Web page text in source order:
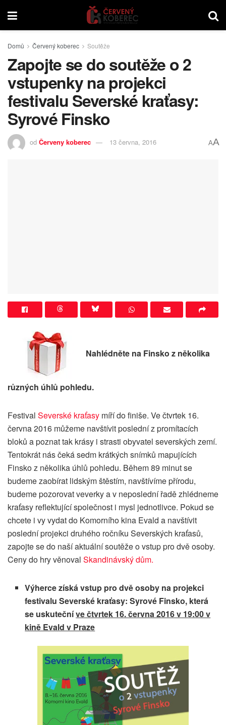
Domů Červený koberec Soutěže
Zapojte se do soutěže o 2
vstupenky na projekci
festivalu Severské kraťasy:
Syrové Finsko
od Červeny koberec 13 června, 2016 AA
Nahlédněte na Finsko z několika
různých úhlů pohledu.
Festival Severské kraťasy míří do finiše. Ve čtvrtek 16.
června 2016 můžeme navštívit poslední z promítacích
bloků a poznat tak krásy i strasti obyvatel severských zemí.
Tentokrát nás čeká sedm krátkých snímků mapujících
Finsko z několika úhlů pohledu. Během 89 minut se
budeme zaobírat lidským štěstím, navštívíme přírodu,
budeme pozorovat veverky a v neposlední řadě zhlédneme
kraťasy reflektující společnost i mysl jednotlivce. Pokud se
chcete i vy vydat do Komorního kina Evald a navštívit
poslední projekci druhého ročníku Severských kraťasů,
zapojte se do naší aktuální soutěže o vstup pro dvě osoby.
Ceny do hry věnoval Skandinávský dům.
Výherce získá vstup pro dvě osoby na projekci
festivalu Severské kraťasy: Syrové Finsko, která
se uskutečníve čtvrtek 16. června 2016 v 19:00 v
kině Evald v Praze